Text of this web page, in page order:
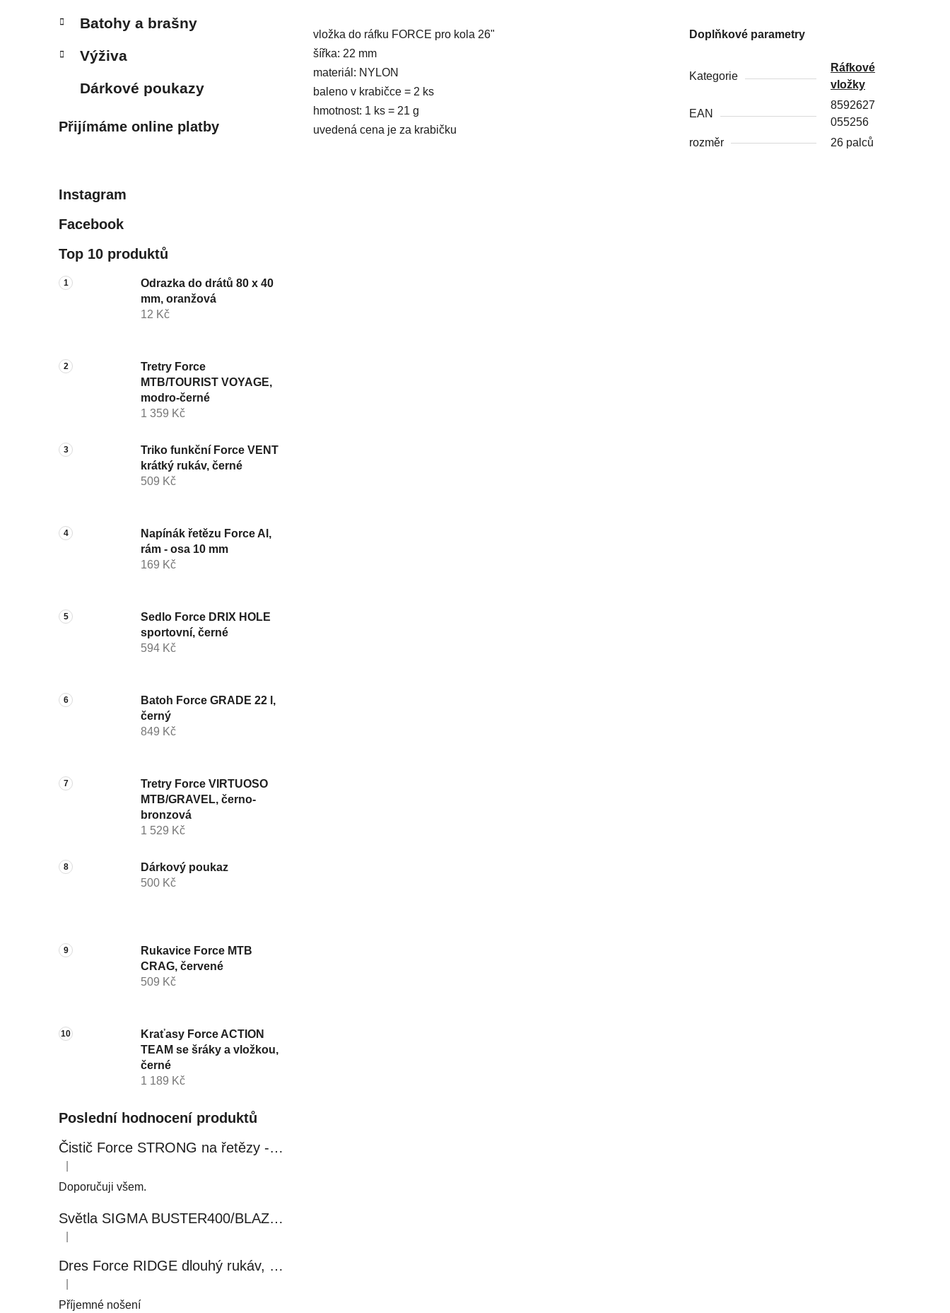
Batohy a brašny
Výživa
Dárkové poukazy
Přijímáme online platby
Instagram
Facebook
Top 10 produktů
Odrazka do drátů 80 x 40
mm, oranžová
12 Kč
Tretry Force
MTB/TOURIST VOYAGE,
modro-černé
1 359 Kč
Triko funkční Force VENT
krátký rukáv, černé
509 Kč
Napínák řetězu Force Al,
rám - osa 10 mm
169 Kč
Sedlo Force DRIX HOLE
sportovní, černé
594 Kč
Batoh Force GRADE 22 l,
černý
849 Kč
Tretry Force VIRTUOSO
MTB/GRAVEL, černo-
bronzová
1 529 Kč
Dárkový poukaz
500 Kč
Rukavice Force MTB
CRAG, červené
509 Kč
Kraťasy Force ACTION
TEAM se šráky a vložkou,
černé
1 189 Kč
Poslední hodnocení produktů
Čistič Force STRONG na řetězy - 0,5 l, láhev - růžový
Hodnocení produktu je 5 z 5 hvězdiček.
Doporučuji všem.
Světla SIGMA BUSTER400/BLAZE FLASH, přední+zadní
Hodnocení produktu je 5 z 5 hvězdiček.
Dres Force RIDGE dlouhý rukáv, černo-modrý
Hodnocení produktu je 5 z 5 hvězdiček.
Příjemné nošení
vložka do ráfku FORCE pro kola 26"
šířka: 22 mm
materiál: NYLON
baleno v krabičce = 2 ks
hmotnost: 1 ks = 21 g
uvedená cena je za krabičku
Doplňkové parametry
Kategorie
Ráfkové
vložky
EAN
8592627
055256
rozměr
26 palců